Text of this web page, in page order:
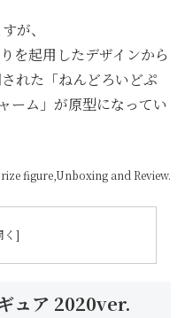
が、
を起用したデザインから
れた「ねんどろいどぷ
ーム」が原型になってい
figure,Unboxing and Review.
ュア 2020ver.